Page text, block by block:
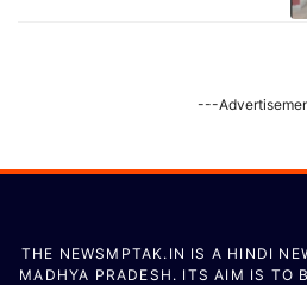
---
THE NEWSMPTAK.IN IS A HINDI
MADHYA PRADESH. ITS AIM IS TO